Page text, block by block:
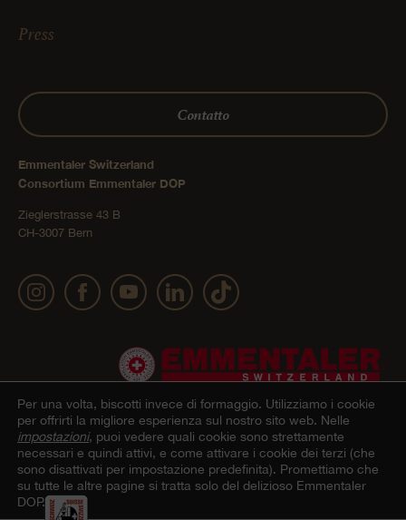
Press
Contatto
Emmentaler Switzerland
Consortium Emmentaler DOP
Zieglerstrasse 43 B
CH-3007 Bern
© 2022 Emmentaler AOP | Impressum
Dichiarazione sulla protezione dei dati
personali |Condizioni generali di contratto Onlineshop|Cookie – Spiegazione
Per una volta, biscotti invece di formaggio. Utilizziamo i cookie
per offrirti la migliore esperienza sul nostro sito web. Nelle
impostazioni, puoi vedere quali cookie sono strettamente
necessari e quindi attivi, e come attivare i cookie dei terzi (che
sono disattivati per impostazione predefinita). Promettiamo che
su tutte le altre pagine si tratta solo del delizioso Emmentaler
DOP.